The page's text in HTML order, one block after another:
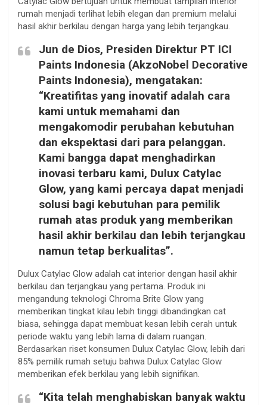
rumah menjadi terlihat lebih elegan dan premium melalui
hasil akhir berkilau dengan harga yang lebih terjangkau.
Jun de Dios, Presiden Direktur PT ICI
Paints Indonesia (AkzoNobel Decorative
Paints Indonesia), mengatakan:
“Kreatifitas yang inovatif adalah cara
kami untuk memahami dan
mengakomodir perubahan kebutuhan
dan ekspektasi dari para pelanggan.
Kami bangga dapat menghadirkan
inovasi terbaru kami, Dulux Catylac
Glow, yang kami percaya dapat menjadi
solusi bagi kebutuhan para pemilik
rumah atas produk yang memberikan
hasil akhir berkilau dan lebih terjangkau
namun tetap berkualitas”.
Dulux Catylac Glow adalah cat interior dengan hasil akhir
berkilau dan terjangkau yang pertama. Produk ini
mengandung teknologi Chroma Brite Glow yang
memberikan tingkat kilau lebih tinggi dibandingkan cat
biasa, sehingga dapat membuat kesan lebih cerah untuk
periode waktu yang lebih lama di dalam ruangan.
Berdasarkan riset konsumen Dulux Catylac Glow, lebih dari
85% pemilik rumah setuju bahwa Dulux Catylac Glow
memberikan efek berkilau yang lebih signifikan.
“Kita telah menghabiskan banyak waktu